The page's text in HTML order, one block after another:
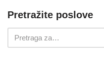
Pretražite poslove